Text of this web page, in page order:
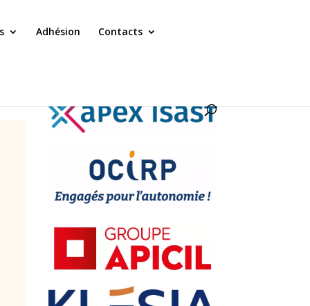
Adhésion Contacts